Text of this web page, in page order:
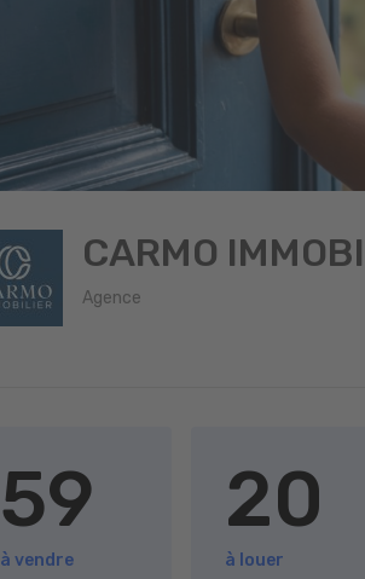
CARMO
Agence
59
à vendre
20
à louer